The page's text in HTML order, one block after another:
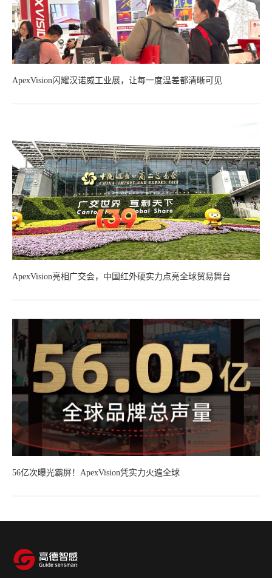
ApexVision闪耀汉诺威工业展，让每一度温差都清晰可见
ApexVision亮相广交会，中国红外硬实力点亮全球贸易舞台
56亿次曝光霸屏！ApexVision凭实力火遍全球